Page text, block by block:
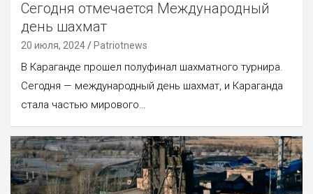
Сегодня отмечается Международный
день шахмат
20 июля, 2024 Patriotnews
В Караганде прошел полуфинал шахматного турнира.
Сегодня — международный день шахмат, и Караганда
стала частью мирового…